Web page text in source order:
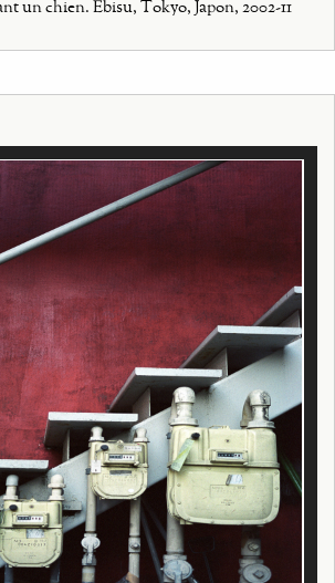
un chien. Ebisu, Tokyo, Japon, 2002-11